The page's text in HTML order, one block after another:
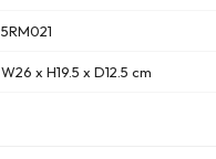
5RM021
W26 x H19.5 x D12.5 cm